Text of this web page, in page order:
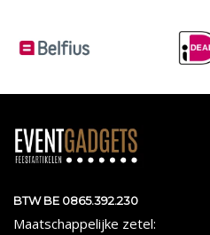
BTW BE 0865.392.230
Maatschappelijke zetel: